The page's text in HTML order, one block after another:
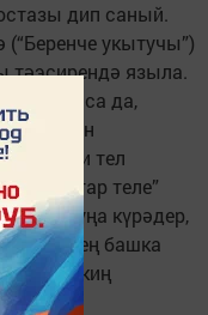
дип саный.
укытучы”)
тәэсирендә языла.
чыкмаса да,
Ул Казан
милли тел
“татар теле”
шуңа күрәдер,
башка
да киң